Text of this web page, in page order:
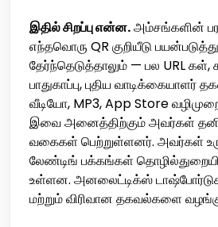
இதில் சிறப்பு என்ன.அம்சங்களின்
எந்தவொரு QR குறியீடு
தேர்ந்தெடுத்தாலும் — பல URL
பாதுகாப்பு, புதிய வாடிக்கையாளர்
வீடியோ, MP3, App Store
இவை அனைத்திற்கும் அவர்கள்
வகைகள் பெற்றுள்ளனர். அவர்கள்
லேண்டிங் பக்கங்கள்
உள்ளன. அனலைட்டிக்ஸ்
மற்றும் விரிவான தகவல்களை